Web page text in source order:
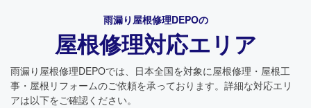
雨漏り屋根修理DEPOの
屋根修理対応エリア
雨漏り屋根修理DEPOでは、日本全国を対象に屋根修理・屋根工
事・屋根リフォームのご依頼を承っております。詳細な対応エリ
アは以下をご確認ください。